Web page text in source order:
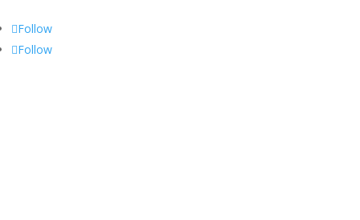
Follow
Follow